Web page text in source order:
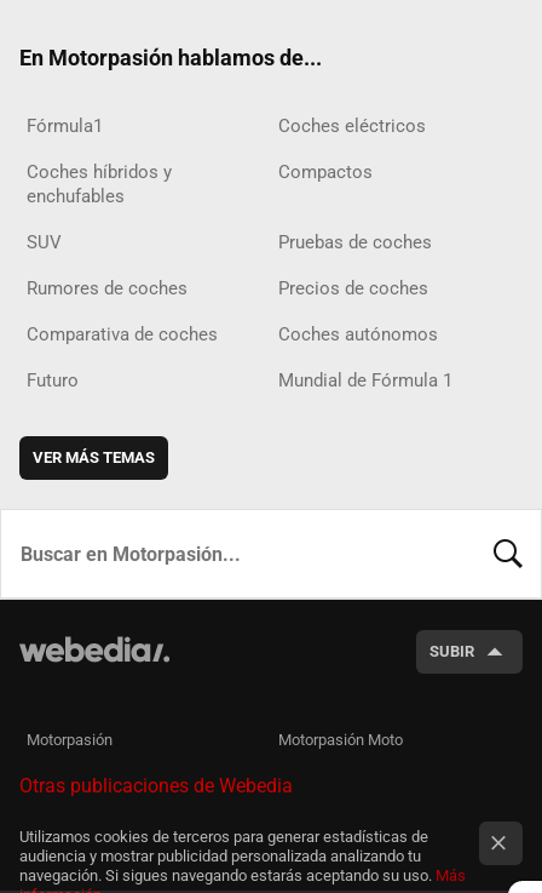
En Motorpasión hablamos de...
Fórmula1 Coches eléctricos
Coches híbridos y
enchufables
Compactos
SUV Pruebas de coches
Rumores de coches Precios de coches
Comparativa de coches Coches autónomos
Futuro Mundial de Fórmula 1
VER MÁS TEMAS
SUBIR
Motorpasión Motorpasión Moto
Otras publicaciones de Webedia
Utilizamos cookies de terceros para generar estadísticas de
audiencia y mostrar publicidad personalizada analizando tu
navegación. Si sigues navegando estarás aceptando su uso. Más